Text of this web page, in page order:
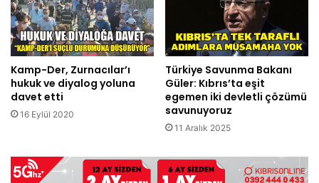
Kamp-Der, Zurnacılar’ı
hukuk ve diyalog yoluna
davet etti
16 Eylül 2020
Türkiye Savunma Bakanı
Güler: Kıbrıs’ta eşit
egemen iki devletli çözümü
savunuyoruz
11 Aralık 2025